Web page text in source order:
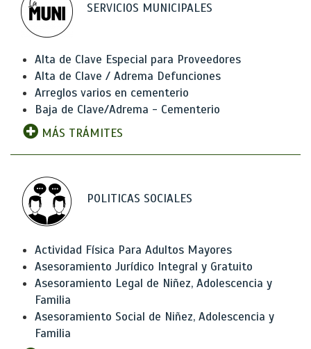
SERVICIOS MUNICIPALES
Alta de Clave Especial para Proveedores
Alta de Clave / Adrema Defunciones
Arreglos varios en cementerio
Baja de Clave/Adrema - Cementerio
MÁS TRÁMITES
POLITICAS SOCIALES
Actividad Física Para Adultos Mayores
Asesoramiento Jurídico Integral y Gratuito
Asesoramiento Legal de Niñez, Adolescencia y
Familia
Asesoramiento Social de Niñez, Adolescencia y
Familia